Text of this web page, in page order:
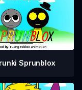
Sprunblox